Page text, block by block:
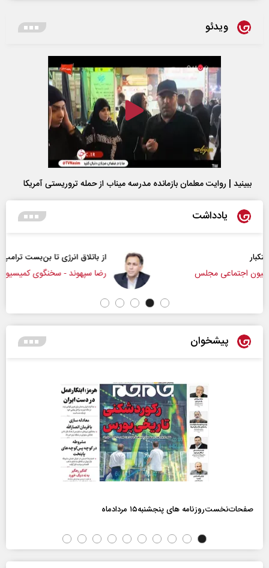
ویدئو
ببینید | روایت معلمان بازمانده مدرسه میناب از حمله تروریستی آمریکا
یادداشت
از باتلاق انرژی تا بن‌بست ترامپ
رضا سپهوند - سخنگوی کمیسیون انرژی مجلس
پیشخوان
صفحات‌نخست‌روزنامه ها‌ی پنجشنبه‌۱۵ مردادماه